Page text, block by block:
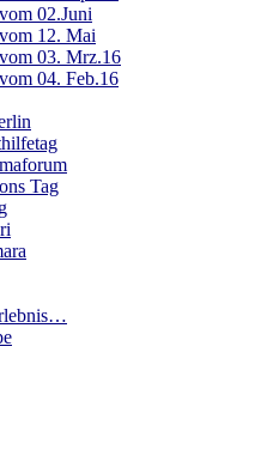
02.Juni
12. Mai
03. Mrz.16
04. Feb.16
Tag